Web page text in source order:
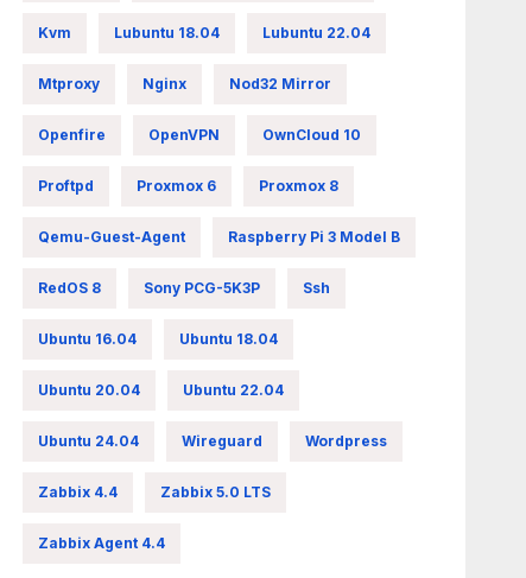
Kvm Lubuntu 18.04 Lubuntu 22.04
Mtproxy Nginx Nod32 Mirror
Openfire OpenVPN OwnCloud 10
Proftpd Proxmox 6 Proxmox 8
Qemu-Guest-Agent Raspberry Pi 3 Model B
RedOS 8 Sony PCG-5K3P Ssh
Ubuntu 16.04 Ubuntu 18.04
Ubuntu 20.04 Ubuntu 22.04
Ubuntu 24.04 Wireguard Wordpress
Zabbix 4.4 Zabbix 5.0 LTS
Zabbix Agent 4.4